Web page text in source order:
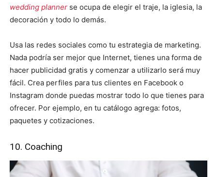
wedding planner se ocupa de elegir el traje, la iglesia, la
decoración y todo lo demás.
Usa las redes sociales como tu estrategia de marketing.
Nada podría ser mejor que Internet, tienes una forma de
hacer publicidad gratis y comenzar a utilizarlo será muy
fácil. Crea perfiles para tus clientes en Facebook o
Instagram donde puedas mostrar todo lo que tienes para
ofrecer. Por ejemplo, en tu catálogo agrega: fotos,
paquetes y cotizaciones.
10. Coaching